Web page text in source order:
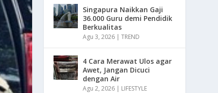
Singapura Naikkan Gaji
36.000 Guru demi Pendidik
Berkualitas
Agu 3, 2026 |TREND
4 Cara Merawat Ulos agar
Awet, Jangan Dicuci
dengan Air
Agu 2, 2026 | LIFESTYLE